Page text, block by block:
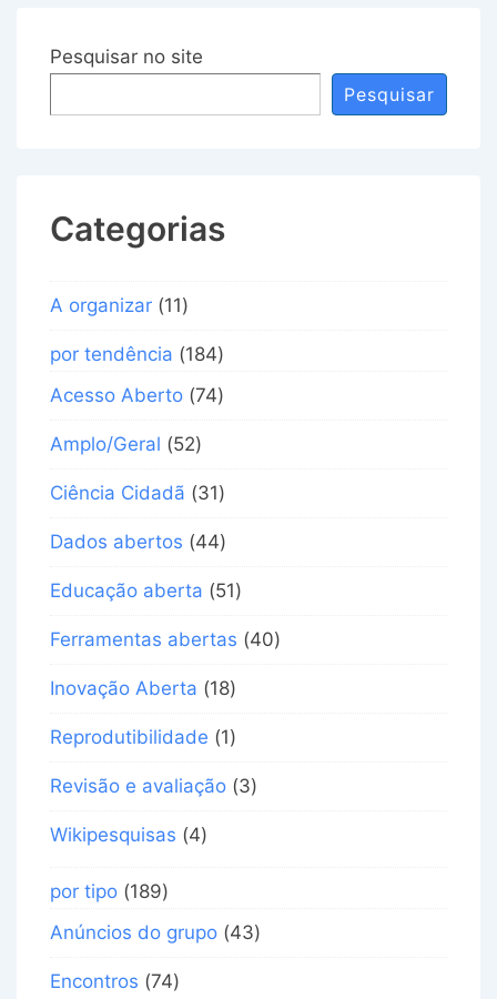
Pesquisar no site
Pesquisar
Categorias
A organizar (11)
por tendência (184)
Acesso Aberto (74)
Amplo/Geral (52)
Ciência Cidadã (31)
Dados abertos (44)
Educação aberta (51)
Ferramentas abertas (40)
Inovação Aberta (18)
Reprodutibilidade (1)
Revisão e avaliação (3)
Wikipesquisas (4)
por tipo (189)
Anúncios do grupo (43)
Encontros (74)